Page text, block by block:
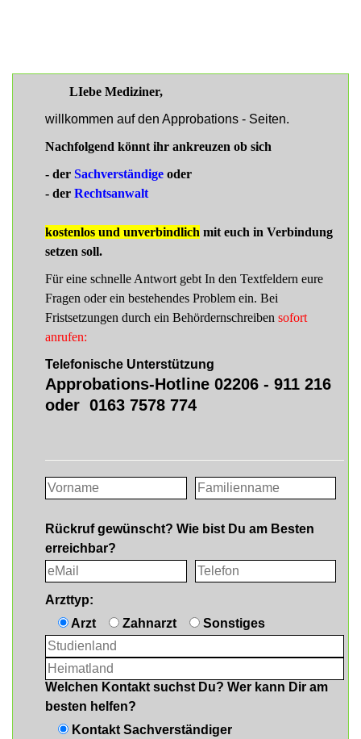
LIebe Mediziner,
willkommen auf den Approbations - Seiten.
Nachfolgend könnt ihr ankreuzen ob sich
- der Sachverständige oder
- der Rechtsanwalt
kostenlos und unverbindlich mit euch in Verbindung
setzen soll.
Für eine schnelle Antwort gebt In den Textfeldern eure
Fragen oder ein bestehendes Problem ein. Bei
Fristsetzungen durch ein Behördernschreiben sofort
anrufen:
Telefonische Unterstützung
Approbations-Hotline 02206 - 911 216
oder 0163 7578 774
Rückruf gewünscht? Wie bist Du am Besten
erreichbar?
Arzttyp:
Arzt
Zahnarzt Sonstiges
Welchen Kontakt suchst Du? Wer kann Dir am
besten helfen?
Kontakt Sachverständiger